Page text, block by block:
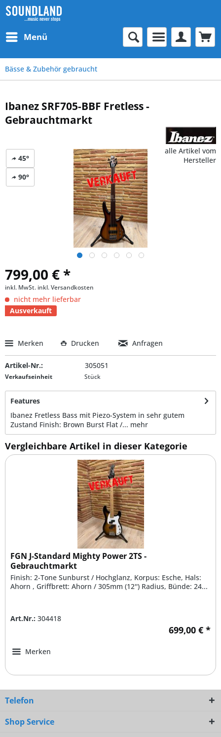
Menü
Bässe & Zubehör gebraucht
Ibanez SRF705-BBF Fretless -
Gebrauchtmarkt
alle Artikel vom
Hersteller
45°
90°
799,00 € *
inkl. MwSt. inkl. Versandkosten
nicht mehr lieferbar
Ausverkauft
Merken Drucken Anfragen
Artikel-Nr.: 305051
Verkaufseinheit Stück
Features
Ibanez Fretless Bass mit Piezo-System in sehr gutem
Zustand Finish: Brown Burst Flat /... mehr
Vergleichbare Artikel in dieser Kategorie
FGN J-Standard Mighty Power 2TS -
Gebrauchtmarkt
Finish: 2-Tone Sunburst / Hochglanz, Korpus: Esche, Hals:
Ahorn , Griffbrett: Ahorn / 305mm (12'') Radius, Bünde: 24...
Art.Nr.: 304418
699,00 € *
Merken
Telefon
Shop Service